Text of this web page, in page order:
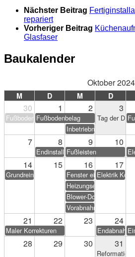
Nächster Beitrag
repariert
Vorheriger Beitrag
Glasfaser
Baukalender
Oktober 2024
M D M D
30 1 2 3
FußbodenbelagFußbodenbelag Tag der
Inbetriebnahme PV-
7 8 9 10
Endinstallation Heizung/Sanitär
Fußleisten
14 15 16 17
Grundreinigung Fenster einstellen
Elektrik
Heizungseinweisung
Blower-Door-Test
Vorabnahme
21 22 23 24
Maler Korrekturen Endabnahme
28 29 30 31